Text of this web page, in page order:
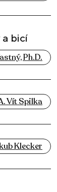
a bicí
Ph.D.
Vít Spilka
Klecker